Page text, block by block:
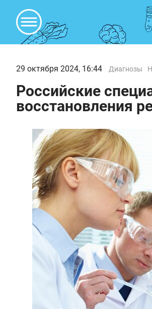
29 октября 2024, 16:44 Диагнозы
Российские
восстановления